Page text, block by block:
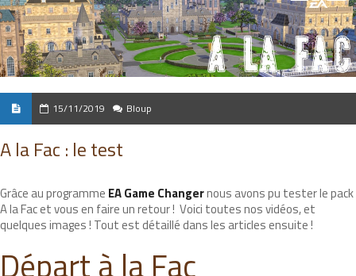
15/11/2019 Bloup
A la Fac : le test
Grâce au programme EA Game Changernous avons pu tester le pack
A la Fac et vous en faire un retour ! Voici toutes nos vidéos, et
quelques images ! Tout est détaillé dans les articles ensuite !
Départ à la Fac